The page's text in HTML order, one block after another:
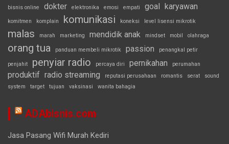
bisnis online dokter elektronika emosi empati goal karyawan
komitmen komplain komunikasi koneksi level lisensi mikrotik
malas marah marketing mendidik anak mindset mobil olahraga
orang tua panduan membeli mikrotik passion penangkal petir
penjahit penyiar radio percaya diri pernikahan perumahan
produktif radio streaming reputasi perusahaan romantis serat
sound
system
target tujuan vaksinasi wanita bahagia
ADAbisnis.com
Jasa Pasang Wifi Murah Kediri